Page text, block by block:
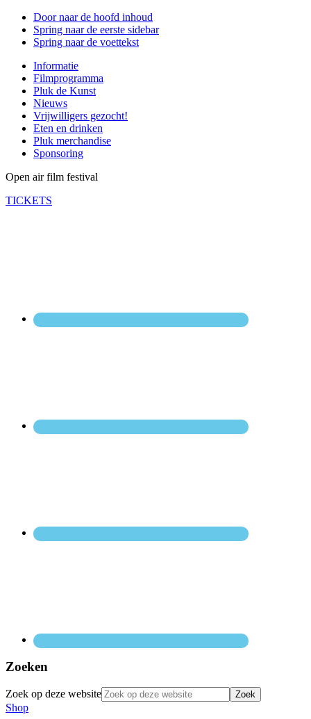
Door naar de hoofd inhoud
Spring naar de eerste sidebar
Spring naar de voettekst
Informatie
Filmprogramma
Pluk de Kunst
Nieuws
Vrijwilligers gezocht!
Eten en drinken
Pluk merchandise
Sponsoring
Open air film festival
TICKETS
Zoeken
Zoek op deze website
Shop